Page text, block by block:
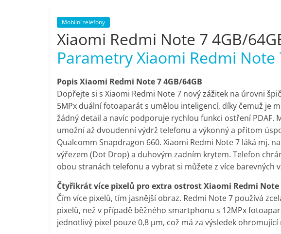
porovnání,
pračky,
televize,
notebooky,
mobilní
telefony,
kávovary,
bazény
Nejlepší
Mobilní telefony
Xiaomi Redmi Note 7 4GB/
Parametry Xiaomi Redmi Note
Popis Xiaomi Redmi Note 7 4GB/64GB
Dopřejte si s Xiaomi Redmi Note 7 nový zážitek na úrovni
5MPx duální fotoaparát s umělou inteligencí, díky čemuž je
žádný detail a navíc podporuje rychlou funkci ostření PDAF.
umožní až dvoudenní výdrž telefonu a výkonný a přitom
Qualcomm Snapdragon 660. Xiaomi Redmi Note 7 láká mj.
výřezem (Dot Drop) a duhovým zadním krytem. Telefon
obou stranách telefonu a vybrat si můžete z více barevných
Čtyřikrát více pixelů pro extra ostrost Xiaomi Redmi Note
Čím více pixelů, tím jasnější obraz. Redmi Note 7 používá
pixelů, než v případě běžného smartphonu s 12MPx
jednotlivý pixel pouze 0,8 μm, což má za výsledek